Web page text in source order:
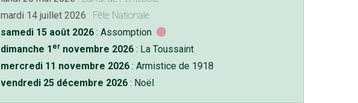
mardi 14 juillet 2026 : Fête Nationale
samedi 15 août 2026: Assomption
dimanche 1 ernovembre 2026: La Toussaint
mercredi 11 novembre 2026: Armistice de 1918
vendredi 25 décembre 2026: Noël